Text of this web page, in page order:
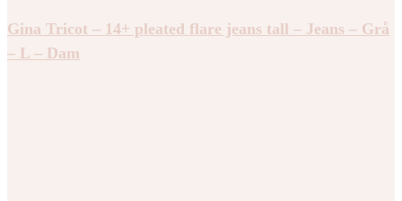
Gina Tricot – 14+ pleated flare jeans tall – Jeans – Grå
– L – Dam